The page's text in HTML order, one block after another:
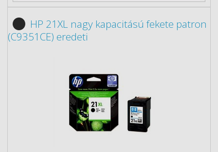
HP 21XL nagy kapacitású fekete patron
(C9351CE) eredeti